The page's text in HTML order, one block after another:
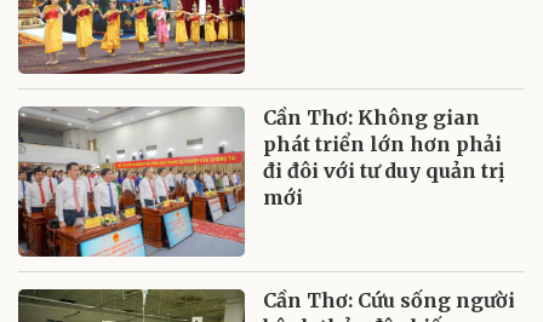
Cần Thơ: Không gian
phát triển lớn hơn phải
đi đôi với tư duy quản trị
mới
Cần Thơ: Cứu sống người